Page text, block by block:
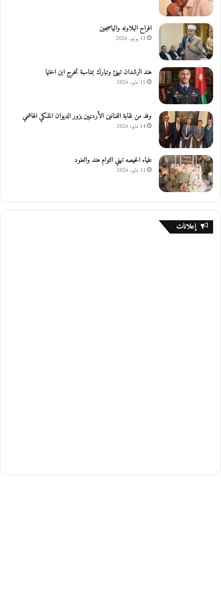
افراح البلاونه والياصجين
13 يونيو، 2026
هند الرشدان تهنئ وتبارك بمناسبة تخرج ابن اختها
15 مايو، 2026
وفد من نقابة الفنانين الأردنيين يزور الديوان الملكي الهاشمي
14 مايو، 2026
علياء الحيصه تهني التوام هند والعنود
11 مايو، 2026
إعلانات